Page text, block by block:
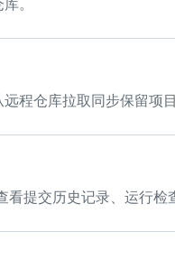
。
程仓库拉取同步保留项目
提交历史记录、运行检